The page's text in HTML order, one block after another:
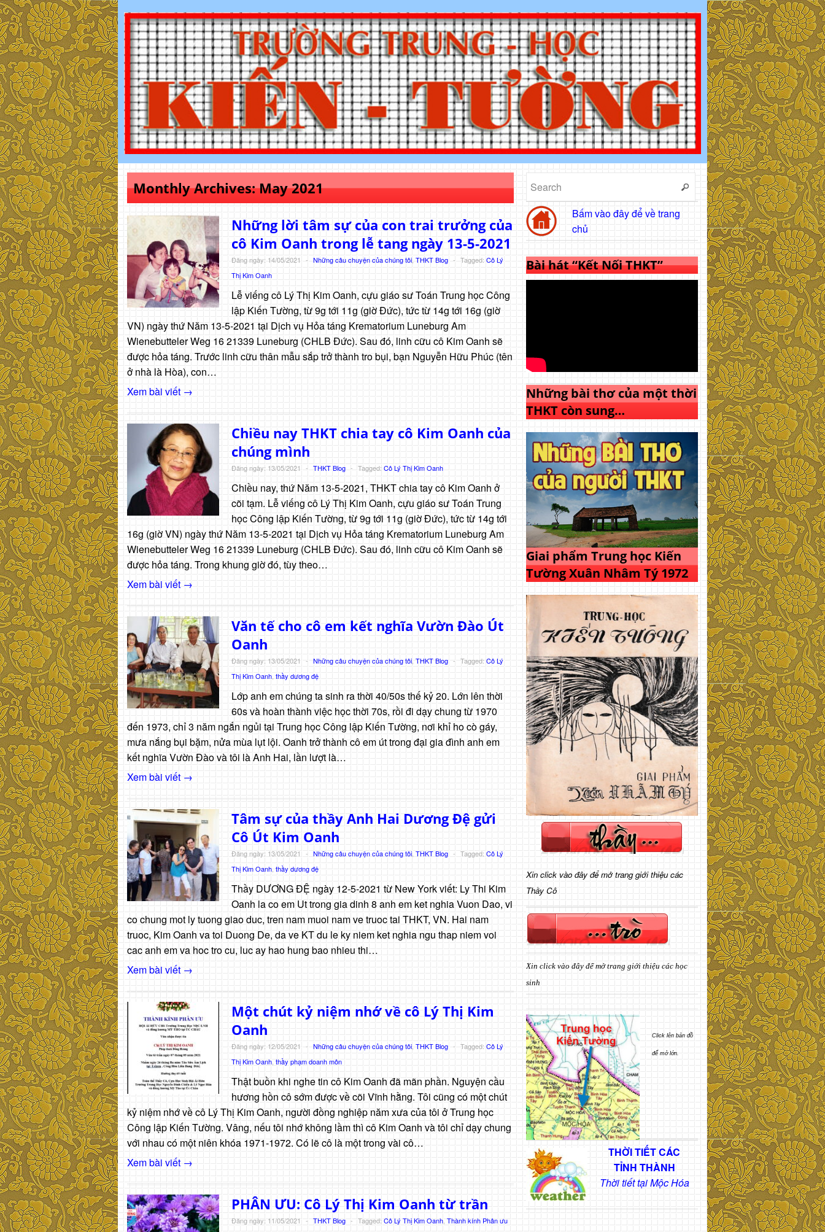
Monthly Archives:May 2021
Những lời tâm sự của con trai trưởng của
cô Kim Oanh trong lễ tang ngày 13-5-2021
Đăng ngày: 14/05/2021 - Những câu chuyện của chúng tôi THKT Blog - Tagged: Cô Lý
Thị Kim Oanh
Lễ viếng cô Lý Thị Kim Oanh, cựu giáo sư Toán Trung học Công
lập Kiến Tường, từ 9g tới 11g (giờ Đức), tức từ 14g tới 16g (giờ
VN) ngày thứ Năm 13-5-2021 tại Dịch vụ Hỏa táng Krematorium Luneburg Am
Wienebutteler Weg 16 21339 Luneburg (CHLB Đức). Sau đó, linh cữu cô Kim Oanh sẽ
được hỏa táng. Trước linh cữu thân mẫu sắp trở thành tro bụi, bạn Nguyễn Hữu Phúc (tên
ở nhà là Hòa), con…
Xem bài viết →
Chiều nay THKT chia tay cô Kim Oanh của
chúng mình
Đăng ngày: 13/05/2021 - THKT Blog - Tagged:Cô Lý Thị Kim Oanh
Chiều nay, thứ Năm 13-5-2021, THKT chia tay cô Kim Oanh ở
cõi tạm. Lễ viếng cô Lý Thị Kim Oanh, cựu giáo sư Toán Trung
học Công lập Kiến Tường, từ 9g tới 11g (giờ Đức), tức từ 14g tới
16g (giờ VN) ngày thứ Năm 13-5-2021 tại Dịch vụ Hỏa táng Krematorium Luneburg Am
Wienebutteler Weg 16 21339 Luneburg (CHLB Đức). Sau đó, linh cữu cô Kim Oanh sẽ
được hỏa táng. Trong khung giờ đó, tùy theo…
Xem bài viết →
Văn tế cho cô em kết nghĩa Vườn Đào Út
Oanh
Đăng ngày: 13/05/2021 - Những câu chuyện của chúng tôi THKT Blog - Tagged:Cô Lý
Thị Kim Oanh thầy dương đệ
Lớp anh em chúng ta sinh ra thời 40/50s thế kỷ 20. Lớn lên thời
60s và hoàn thành việc học thời 70s, rồi đi dạy chung từ 1970
đến 1973, chỉ 3 năm ngắn ngủi tại Trung học Công lập Kiến Tường, nơi khỉ ho cò gáy,
mưa nắng bụi bặm, nửa mùa lụt lội. Oanh trở thành cô em út trong đại gia đình anh em
kết nghĩa Vườn Đào và tôi là Anh Hai, lần lượt là…
Xem bài viết →
Tâm sự của thầy Anh Hai Dương Đệ gửi
Cô Út Kim Oanh
Đăng ngày: 13/05/2021 - Những câu chuyện của chúng tôi THKT Blog - Tagged: Cô Lý
Thị Kim Oanh thầy dương đệ
Thầy DƯƠNG ĐỆ ngày 12-5-2021 từ New York viết: Ly Thi Kim
Oanh la co em Ut trong gia dinh 8 anh em ket nghia Vuon Dao, vi
co chung mot ly tuong giao duc, tren nam muoi nam ve truoc tai THKT, VN. Hai nam
truoc, Kim Oanh va toi Duong De, da ve KT du le ky niem ket nghia ngu thap niem voi
cac anh em va hoc tro cu, luc ay hao hung bao nhieu thi…
Xem bài viết →
Một chút kỷ niệm nhớ về cô Lý Thị Kim
Oanh
Đăng ngày: 12/05/2021 - Những câu chuyện của chúng tôi THKT Blog - Tagged: Cô Lý
Thị Kim Oanh thầy phạm doanh môn
Thật buồn khi nghe tin cô Kim Oanh đã mãn phần. Nguyện cầu
hương hồn cô sớm được về cõi Vĩnh hằng. Tôi cũng có một chút
kỷ niệm nhớ về cô Lý Thị Kim Oanh, người đồng nghiệp năm xưa của tôi ở Trung học
Công lập Kiến Tường. Vâng, nếu tôi nhớ không lầm thì cô Kim Oanh và tôi chỉ dạy chung
với nhau có một niên khóa 1971-1972. Có lẽ cô là một trong vài cô…
Xem bài viết →
PHÂN ƯU: Cô Lý Thị Kim Oanh từ trần
Đăng ngày: 11/05/2021 - THKT Blog - Tagged:Cô Lý Thị Kim Oanh Thành kính Phân ưu
Bấm vào đây để về trang
chủ
Bài hát “Kết Nối THKT”
Những bài thơ của một thời
THKT còn sung…
Giai phẩm Trung học Kiến
Tường Xuân Nhâm Tý 1972
Xin click vào đây để mở trang giới thiệu các
Thầy Cô
Xin click vào đây để mở trang giới thiệu các học
sinh
Click lên bản đồ
để mở lớn.
THỜI TIẾT CÁC
TỈNH THÀNH
Thời tiết tại Mộc Hóa